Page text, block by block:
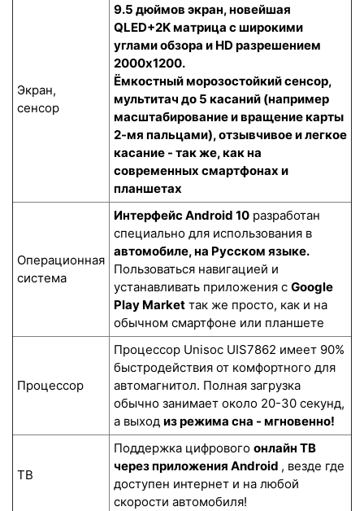
Экран,
сенсор
9.5 дюймов экран, новейшая
QLED+2K матрица с широкими
углами обзора и HD разрешением
2000x1200.
Ёмкостный морозостойкий сенсор,
мультитач до 5 касаний (например
масштабирование и вращение карты
2-мя пальцами), отзывчивое и легкое
касание - так же, как на
современных смартфонах и
планшетах
Операционная
система
Интерфейс Android 10 разработан
специально для использования в
автомобиле, на Русском языке.
Пользоваться навигацией и
устанавливать приложения с Google
Play Market так же просто, как и на
обычном смартфоне или планшете
Процессор
Процессор Unisoc UIS7862 имеет 90%
быстродействия от комфортного для
автомагнитол. Полная загрузка
обычно занимает около 20-30 секунд,
а выход из режима сна - мгновенно!
ТВ
Поддержка цифрового онлайн ТВ
через приложения Android , везде где
доступен интернет и на любой
скорости автомобиля!